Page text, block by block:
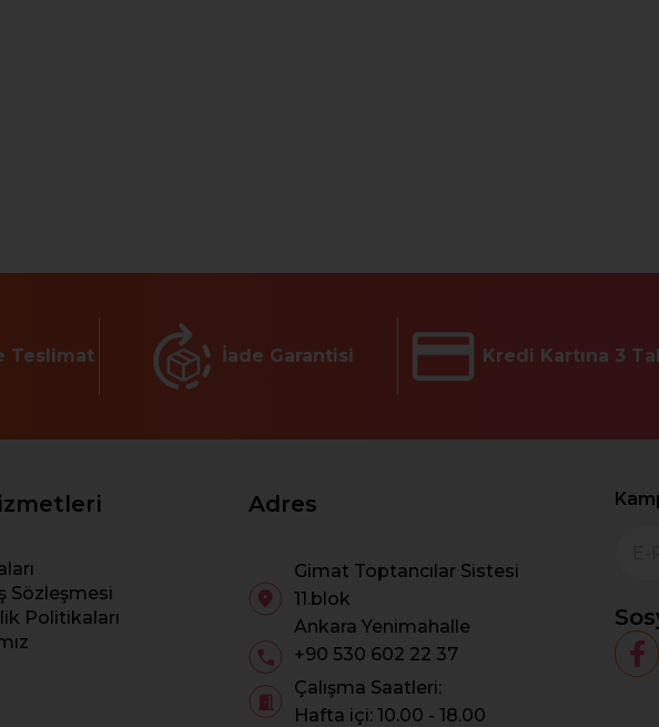
Teslimat İade Garantisi Kredi Kartına 3
Sözleşmesi
Politikaları
Adres
Gimat Toptancılar Sistesi
11.blok
Ankara Yenimahalle
+90 530 602 22 37
Çalışma Saatleri:
Hafta içi: 10.00 - 18.00